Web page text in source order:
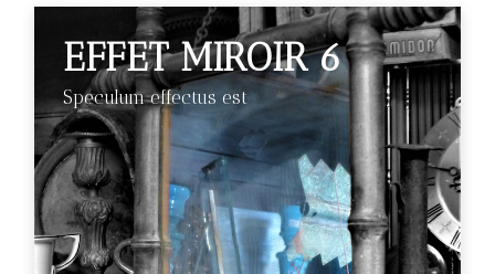
EFFET MIROIR 6
Speculum effectus est
€89